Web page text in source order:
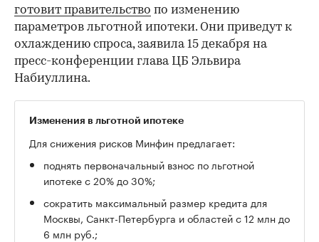
готовит правительство по изменению
параметров льготной ипотеки. Они приведут к
охлаждению спроса, заявила 15 декабря на
пресс-конференции глава ЦБ Эльвира
Набиуллина.
Изменения в льготной ипотеке
Для снижения рисков Минфин предлагает:
поднять первоначальный взнос по льготной
ипотеке с 20% до 30%;
сократить максимальный размер кредита для
Москвы, Санкт-Петербурга и областей c 12 млн до
6 млн руб.;